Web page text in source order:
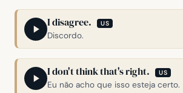
I disagree. US
Discordo.
I don't think that's right. US
Eu não acho que isso esteja certo.